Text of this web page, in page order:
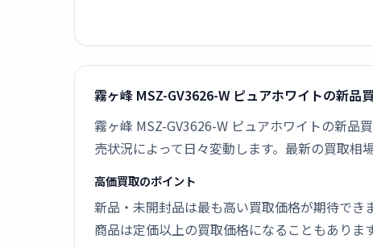
霧ヶ峰 MSZ-GV3626-W ピュアホワイトの新品
霧ヶ峰 MSZ-GV3626-W ピュアホワイトの新品
売状況によって日々変動します。最新の買取相
高価買取のポイント
新品・未開封品は最も高い買取価格が期待で
商品は定価以上の買取価格になることもあります